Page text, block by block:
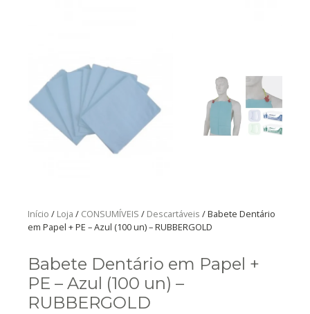
Início / Loja / CONSUMÍVEIS / Descartáveis / Babete Dentário
em Papel + PE – Azul (100 un) – RUBBERGOLD
Babete Dentário em Papel +
PE – Azul (100 un) –
RUBBERGOLD